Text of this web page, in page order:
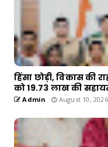
हिंसा छोड़ी, विकास की
को 19.73 लाख की
Admin August 10, 2026